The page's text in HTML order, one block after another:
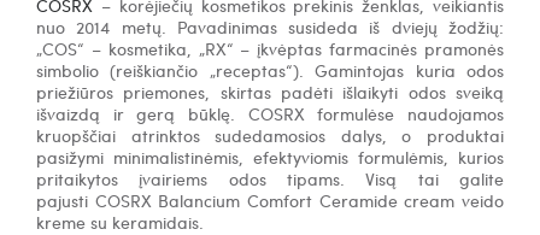
nuo 2014 metų. Pavadinimas susideda iš dviejų žodžių:
„COS“ – kosmetika, „RX“ – įkvėptas farmacinės pramonės
simbolio (reiškiančio „receptas“). Gamintojas kuria odos
priežiūros priemones, skirtas padėti išlaikyti odos sveiką
išvaizdą ir gerą būklę. COSRX formulėse naudojamos
kruopščiai atrinktos sudedamosios dalys, o produktai
pasižymi minimalistinėmis, efektyviomis formulėmis, kurios
pritaikytos įvairiems odos tipams.Visą tai galite
pajusti COSRX Balancium Comfort Ceramide cream veido
kreme su keramidais.